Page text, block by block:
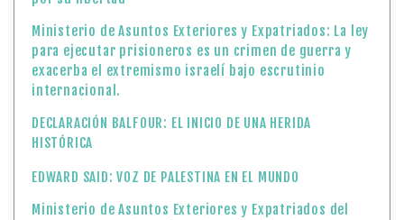
Ministerio de Asuntos Exteriores y Expatriados: La ley
para ejecutar prisioneros es un crimen de guerra y
exacerba el extremismo israelí bajo escrutinio
internacional.
DECLARACIÓN BALFOUR: EL INICIO DE UNA HERIDA
HISTÓRICA
EDWARD SAID: VOZ DE PALESTINA EN EL MUNDO
Ministerio de Asuntos Exteriores y Expatriados del